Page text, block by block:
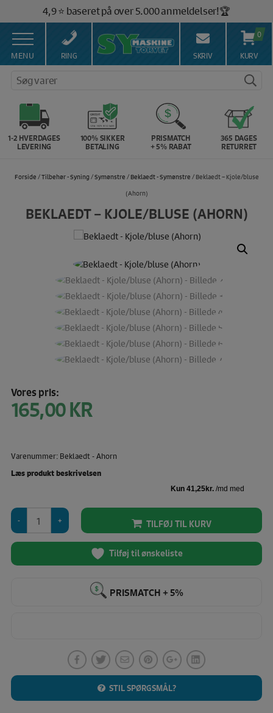
indholdet
4,9 ⭐️ baseret på over 5.000 anmeldelser!🏆
Gratis fragt ved køb over 399,- kr. 🚚
Salg af symaskiner siden 1967 🥇
100% Dansk hjemmeside 👍
Brug for hjælp? Ring på 43 44 45 15 ☎️
MENU RING SKRIV
0
KURV
Søg varer
1-2 HVERDAGES
LEVERING
100% SIKKER
BETALING
PRISMATCH
+ 5% RABAT
365 DAGES
RETURRET
Forside /Tilbehør - Syning /Symønstre / Beklaedt - Symønstre / Beklaedt – Kjole/bluse
(Ahorn)
BEKLAEDT – KJOLE/BLUSE (AHORN)
Vores pris:
165,00KR
Varenummer: Beklaedt - Ahorn
Læs produkt beskrivelsen
Kjole/bluse
antal
TILFØJ TIL KURV
Tilføj til ønskeliste
PRISMATCH + 5%
STIL SPØRGSMÅL?